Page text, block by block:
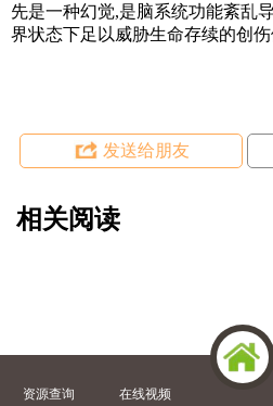
先是一种幻觉,是脑系统功能紊乱
界状态下足以威胁生命存续的创
发送给朋友
相关阅读
资源查询 在线视频